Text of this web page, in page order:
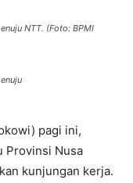
NTT. (Foto: BPMI
pagi ini,
Provinsi Nusa
kunjungan kerja.